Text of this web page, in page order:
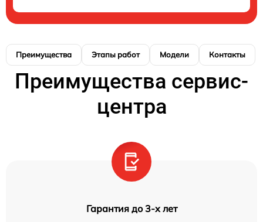
Преимущества Этапы работ Модели Контакты
Преимущества сервис-
центра
Гарантия до 3-х лет